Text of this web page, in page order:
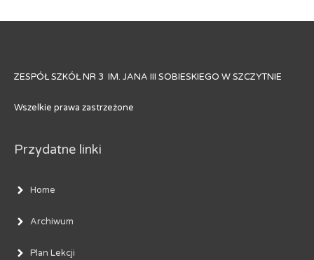
ZESPÓŁ SZKÓŁ NR 3 IM. JANA III SOBIESKIEGO W SZCZYTNIE
Wszelkie prawa zastrzeżone
Przydatne linki
Home
Archiwum
Plan Lekcji